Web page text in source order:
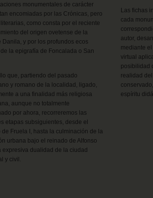
monumentales de carácter
encomiadas por las Crónicas, pero
como consta por el reciente
del origen ovetense de la
Danila, y por los profundos ecos
la epigrafía de Foncalada o San
que, partiendo del pasado
y romano de la localidad, ligado,
a una finalidad más religiosa
aunque no totalmente
por ahora, recorreremos las
etapas subsiguientes, desde el
de Fruela I, hasta la culminación de la
urbana bajo el reinado de Alfonso
expresiva dualidad de la ciudad
y civil.
Las fichas
cada
autor,
mediante
virtual
posibilidad
realidad
espíritu